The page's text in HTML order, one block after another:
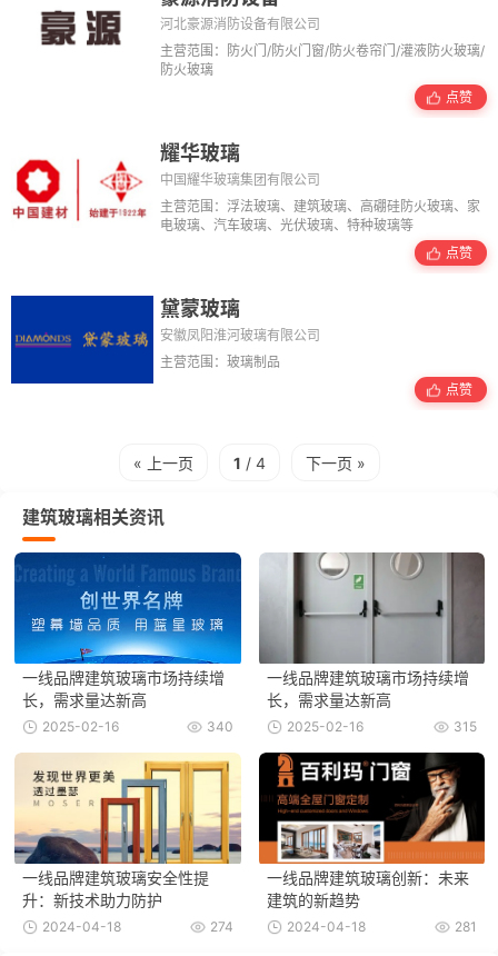
河北豪源消防设备有限公司
主营范围：防火门/防火门窗/防火卷帘门/灌液防火玻璃/
防火玻璃
点赞
耀华玻璃
中国耀华玻璃集团有限公司
主营范围：浮法玻璃、建筑玻璃、高硼硅防火玻璃、家
电玻璃、汽车玻璃、光伏玻璃、特种玻璃等
点赞
黛蒙玻璃
安徽凤阳淮河玻璃有限公司
主营范围：玻璃制品
点赞
« 上一页 1 / 4 下一页 »
建筑玻璃相关资讯
一线品牌建筑玻璃市场持续增
长，需求量达新高
340
2025-02-16
一线品牌建筑玻璃市场持续增
长，需求量达新高
315
2025-02-16
一线品牌建筑玻璃安全性提
升：新技术助力防护
274
2024-04-18
一线品牌建筑玻璃创新：未来
建筑的新趋势
281
2024-04-18